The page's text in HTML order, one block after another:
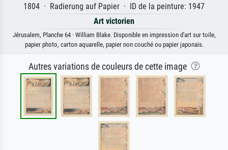
1804 · Radierung auf Papier · ID de la peinture: 1947
Art victorien
Jérusalem, Planche 64 · William Blake. Disponible en impression d'art sur toile,
papier photo, carton aquarelle, papier non couché ou papier japonais.
Autres variations de couleurs de cette image